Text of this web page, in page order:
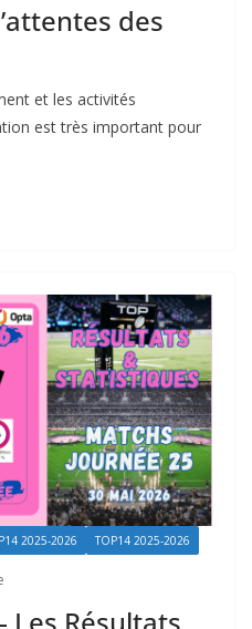
des
et les activités
est très important pour
2025-2026 TOP14 2025-2026